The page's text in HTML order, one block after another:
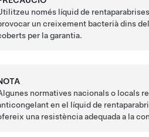
només líquid de
un creixement bacterià dins
per la garantia.
normatives nacionals o locals
en el líquid de
una resistència adequada a la